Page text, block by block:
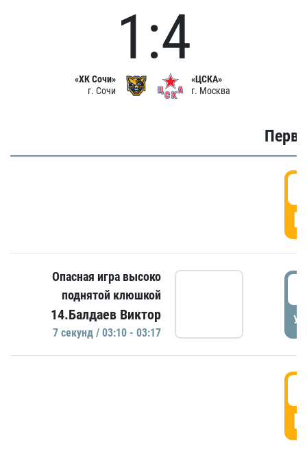
«ХК Сочи»
г. Сочи
1:4
«ЦСКА»
г. Москва
Опасная игра высоко
поднятой клюшкой
14.Балдаев Виктор
7 секунд / 03:10 - 03:17